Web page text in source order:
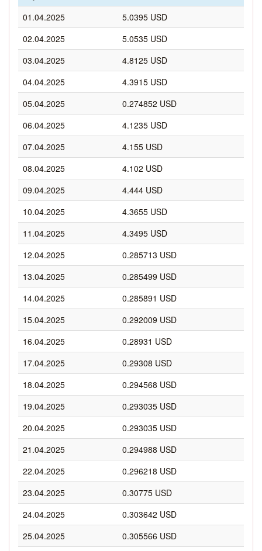
01.04.2025
5.0395 USD
02.04.2025
5.0535 USD
03.04.2025
4.8125 USD
04.04.2025
4.3915 USD
05.04.2025
0.274852 USD
06.04.2025
4.1235 USD
07.04.2025
4.155 USD
08.04.2025
4.102 USD
09.04.2025
4.444 USD
10.04.2025
4.3655 USD
11.04.2025
4.3495 USD
12.04.2025
0.285713 USD
13.04.2025
0.285499 USD
14.04.2025
0.285891 USD
15.04.2025
0.292009 USD
16.04.2025
0.28931 USD
17.04.2025
0.29308 USD
18.04.2025
0.294568 USD
19.04.2025
0.293035 USD
20.04.2025
0.293035 USD
21.04.2025
0.294988 USD
22.04.2025
0.296218 USD
23.04.2025
0.30775 USD
24.04.2025
0.303642 USD
25.04.2025
0.305566 USD